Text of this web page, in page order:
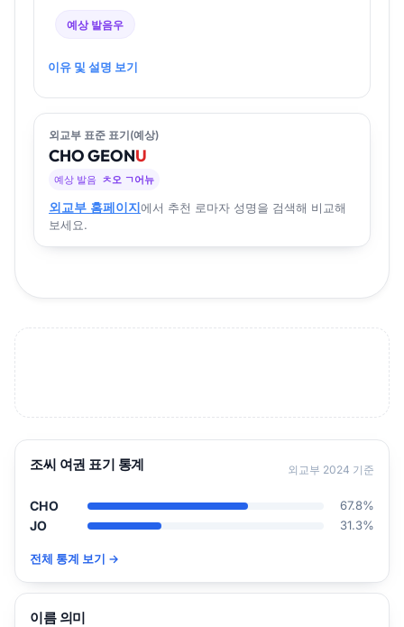
예상 발음우
이유 및 설명 보기
외교부 표준 표기(예상)
CHOGEONU
예상 발음 ㅊ오 ㄱ어뉴
외교부 홈페이지에서 추천 로마자 성명을 검색해 비교해
보세요.
조씨 여권 표기 통계 외교부 2024 기준
CHO 67.8%
JO 31.3%
전체 통계 보기 →
이름 의미